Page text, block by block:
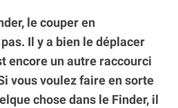
le couper en
Il y a bien le déplacer
un autre raccourci
vous voulez faire en sorte
chose dans le Finder, il